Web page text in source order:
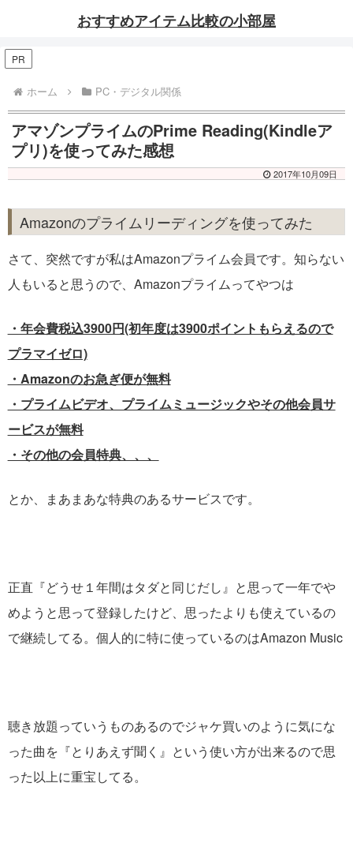
おすすめアイテム比較の小部屋
PR
ホーム PC・デジタル関係
アマゾンプライムのPrime Reading(Kindleア
プリ)を使ってみた感想
2017年10月09日
Amazonのプライムリーディングを使ってみた
さて、突然ですが私はAmazonプライム会員です。知らない
人もいると思うので、Amazonプライムってやつは
・年会費税込3900円(初年度は3900ポイントもらえるので
プラマイゼロ)
・Amazonのお急ぎ便が無料
・プライムビデオ、プライムミュージックやその他会員サ
ービスが無料
・その他の会員特典、、、
とか、まあまあな特典のあるサービスです。
正直『どうせ１年間はタダと同じだし』と思って一年でや
めようと思って登録したけど、思ったよりも使えているの
で継続してる。個人的に特に使っているのはAmazon Music
聴き放題っていうものあるのでジャケ買いのように気にな
った曲を『とりあえず聞く』という使い方が出来るので思
った以上に重宝してる。